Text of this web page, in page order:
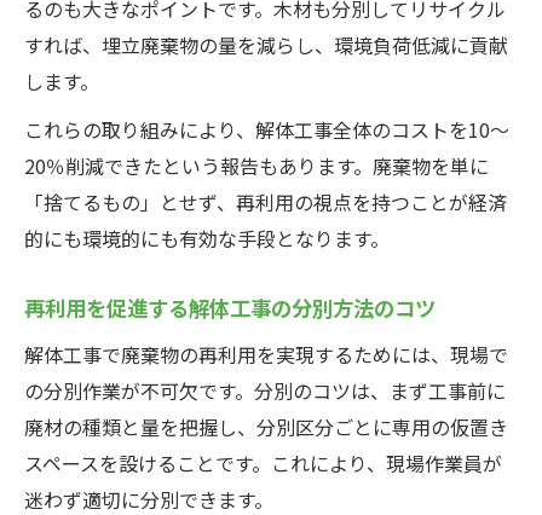
るのも大きなポイントです。木材も分別してリサイクル
すれば、埋立廃棄物の量を減らし、環境負荷低減に貢献
します。
これらの取り組みにより、解体工事全体のコストを10～
20％削減できたという報告もあります。廃棄物を単に
「捨てるもの」とせず、再利用の視点を持つことが経済
的にも環境的にも有効な手段となります。
再利用を促進する解体工事の分別方法のコツ
解体工事で廃棄物の再利用を実現するためには、現場で
の分別作業が不可欠です。分別のコツは、まず工事前に
廃材の種類と量を把握し、分別区分ごとに専用の仮置き
スペースを設けることです。これにより、現場作業員が
迷わず適切に分別できます。